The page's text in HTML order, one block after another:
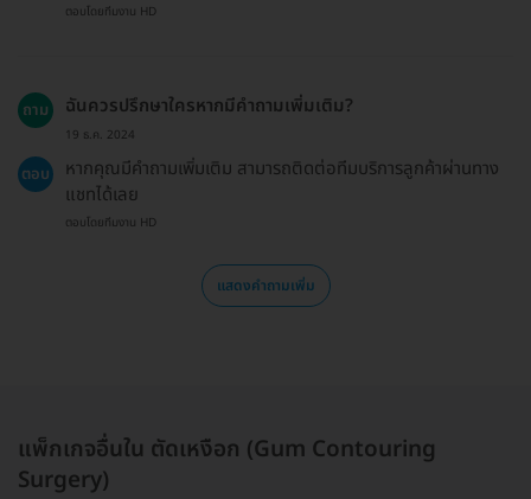
ตอบโดยทีมงาน HD
ถาม ฉันควรปรึกษาใครหากมีคำถามเพิ่มเติม?
19 ธ.ค. 2024
ตอบ
หากคุณมีคำถามเพิ่มเติม สามารถติดต่อทีมบริการลูกค้าผ่านทาง
แชทได้เลย
ตอบโดยทีมงาน HD
แสดงคำถามเพิ่ม
แพ็กเกจอื่นใน ตัดเหงือก (Gum Contouring
Surgery)